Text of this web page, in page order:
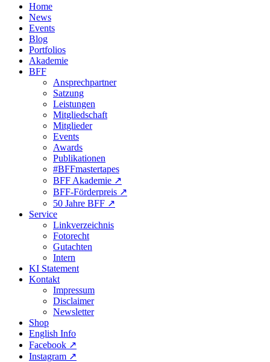
Home
News
Events
Blog
Portfolios
Akademie
BFF
Ansprechpartner
Satzung
Leistungen
Mitgliedschaft
Mitglieder
Events
Awards
Publikationen
#BFFmastertapes
BFF Akademie ↗︎
BFF-Förderpreis ↗︎
50 Jahre BFF ↗︎
Service
Linkverzeichnis
Fotorecht
Gutachten
Intern
KI Statement
Kontakt
Impressum
Disclaimer
Newsletter
Shop
English Info
Facebook ↗︎
Instagram ↗︎